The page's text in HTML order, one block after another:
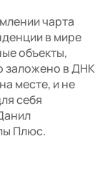
чарта
в мире
объекты,
заложено в ДНК
месте, и не
себя
Плюс.